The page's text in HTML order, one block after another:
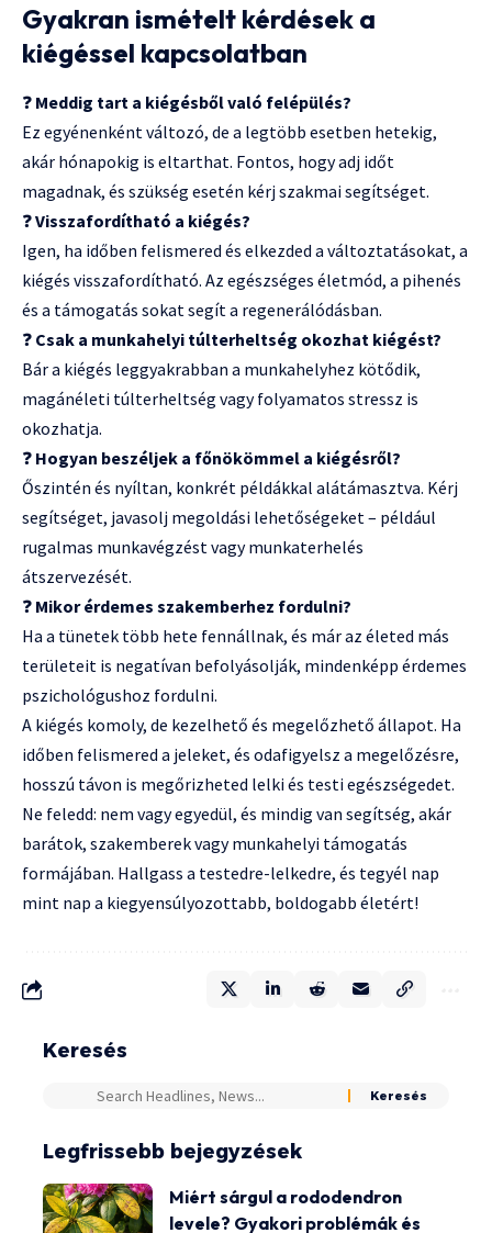
Gyakran ismételt kérdések a
kiégéssel kapcsolatban
❓ Meddig tart a kiégésből való felépülés?
Ez egyénenként változó, de a legtöbb esetben hetekig,
akár hónapokig is eltarthat. Fontos, hogy adj időt
magadnak, és szükség esetén kérj szakmai segítséget.
❓Visszafordítható a kiégés?
Igen, ha időben felismered és elkezded a változtatásokat, a
kiégés visszafordítható. Az egészséges életmód, a pihenés
és a támogatás sokat segít a regenerálódásban.
❓ Csak a munkahelyi túlterheltség okozhat kiégést?
Bár a kiégés leggyakrabban a munkahelyhez kötődik,
magánéleti túlterheltség vagy folyamatos stressz is
okozhatja.
❓ Hogyan beszéljek a főnökömmel a kiégésről?
Őszintén és nyíltan, konkrét példákkal alátámasztva. Kérj
segítséget, javasolj megoldási lehetőségeket – például
rugalmas munkavégzést vagy munkaterhelés
átszervezését.
❓ Mikor érdemes szakemberhez fordulni?
Ha a tünetek több hete fennállnak, és már az életed más
területeit is negatívan befolyásolják, mindenképp érdemes
pszichológushoz fordulni.
A kiégés komoly, de kezelhető és megelőzhető állapot. Ha
időben felismered a jeleket, és odafigyelsz a megelőzésre,
hosszú távon is megőrizheted lelki és testi egészségedet.
Ne feledd: nem vagy egyedül, és mindig van segítség, akár
barátok, szakemberek vagy munkahelyi támogatás
formájában. Hallgass a testedre-lelkedre, és tegyél nap
mint nap a kiegyensúlyozottabb, boldogabb életért!
Keresés
Legfrissebb bejegyzések
Miért sárgul a rododendron
levele? Gyakori problémák és